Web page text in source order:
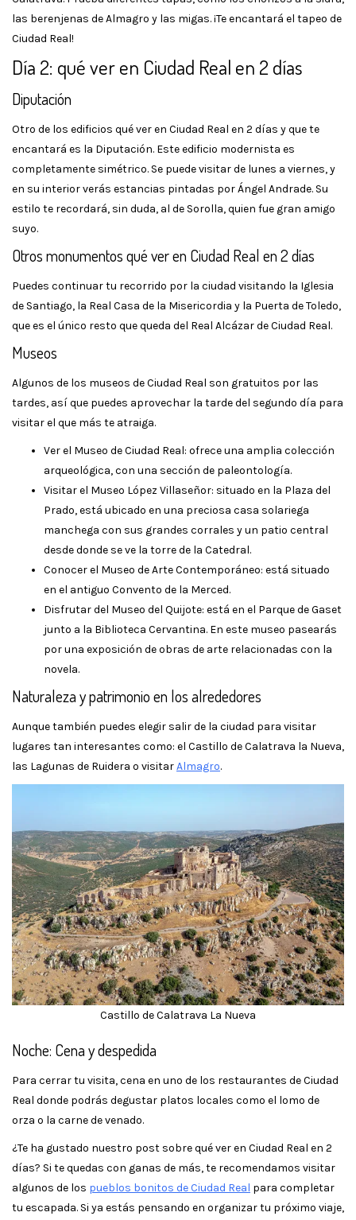
las berenjenas de Almagro y las migas. ¡Te encantará el tapeo de
Ciudad Real!
Día 2: qué ver en Ciudad Real en 2 días
Diputación
Otro de los edificios qué ver en Ciudad Real en 2 días y que te
encantará es la Diputación. Este edificio modernista es
completamente simétrico. Se puede visitar de lunes a viernes, y
en su interior verás estancias pintadas por Ángel Andrade. Su
estilo te recordará, sin duda, al de Sorolla, quien fue gran amigo
suyo.
Otros monumentos qué ver en Ciudad Real en 2 días
Puedes continuar tu recorrido por la ciudad visitando la Iglesia
de Santiago, la Real Casa de la Misericordia y la Puerta de Toledo,
que es el único resto que queda del Real Alcázar de Ciudad Real.
Museos
Algunos de los museos de Ciudad Real son gratuitos por las
tardes, así que puedes aprovechar la tarde del segundo día para
visitar el que más te atraiga.
Ver el Museo de Ciudad Real: ofrece una amplia colección
arqueológica, con una sección de paleontología.
Visitar el Museo López Villaseñor: situado en la Plaza del
Prado, está ubicado en una preciosa casa solariega
manchega con sus grandes corrales y un patio central
desde donde se ve la torre de la Catedral.
Conocer el Museo de Arte Contemporáneo: está situado
en el antiguo Convento de la Merced.
Disfrutar del Museo del Quijote: está en el Parque de Gaset
junto a la Biblioteca Cervantina. En este museo pasearás
por una exposición de obras de arte relacionadas con la
novela.
Naturaleza y patrimonio en los alrededores
Aunque también puedes elegir salir de la ciudad para visitar
lugares tan interesantes como: el Castillo de Calatrava la Nueva,
las Lagunas de Ruidera o visitarAlmagro.
Castillo de Calatrava La Nueva
Noche: Cena y despedida
Para cerrar tu visita, cena en uno de los restaurantes de Ciudad
Real donde podrás degustar platos locales como el lomo de
orza o la carne de venado.
¿Te ha gustado nuestro post sobre qué ver en Ciudad Real en 2
días? Si te quedas con ganas de más, te recomendamos visitar
algunos de los pueblos bonitos de Ciudad Real para completar
tu escapada. Si ya estás pensando en organizar tu próximo viaje,